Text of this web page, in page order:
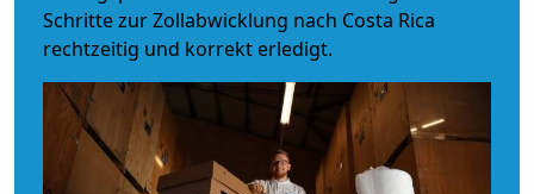
Schritte zur Zollabwicklung nach Costa Rica
rechtzeitig und korrekt erledigt.